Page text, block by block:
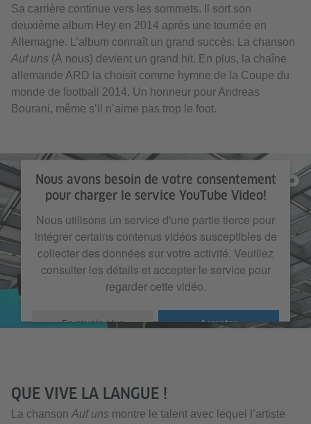
Sa carrière continue vers les sommets. Il sort son
deuxième album Hey en 2014 après une tournée en
Allemagne. L’album connaît un grand succès. La chanson
Auf uns (À nous) devient un grand hit. En plus, la chaîne
allemande ARD la choisit comme hymne de la Coupe du
monde de football 2014. Un honneur pour Andreas
Bourani, même s’il n’aime pas trop le foot.
Nous avons besoin de votre consentement
pour charger le service YouTube Video!
Nous utilisons un service d'une partie tierce pour
intégrer certains contenus vidéos susceptibles de
collecter des données sur votre activité. Veuillez
consulter les détails et accepter le service pour
regarder cette vidéo.
En savoir plus Accepter
QUE VIVE LA LANGUE !
La chanson Auf uns montre le talent avec lequel l’artiste